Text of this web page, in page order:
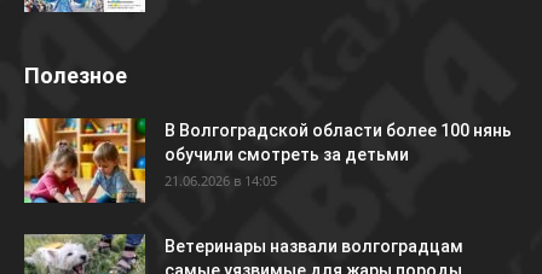
Полезное
В Волгоградской области более 100 нянь
обучили смотреть за детьми
21.06.2026 в 14:05
Ветеринары назвали волгоградцам
самые уязвимые для жары породы